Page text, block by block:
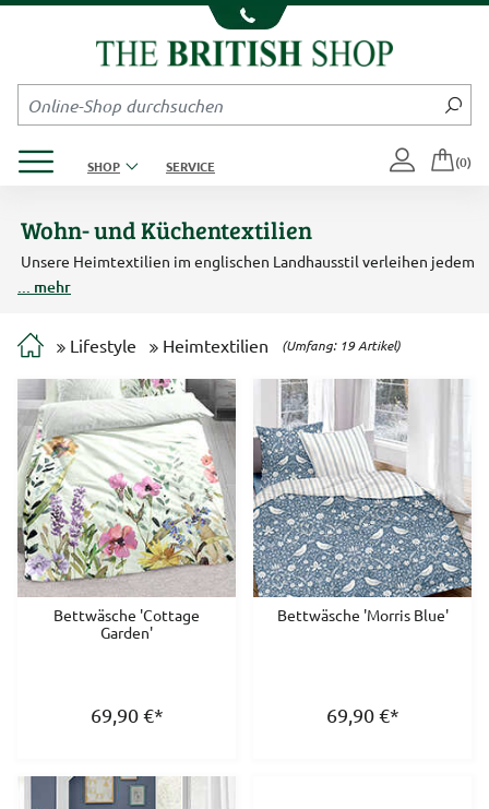
Kompletten Head der Seite überspringen
SHOP SERVICE (0)
Wohn- und Küchentextilien
Unsere Heimtextilien im englischen Landhausstil verleihen jedem
Raum britisches Flair. Kuscheln Sie sich in warme Plaids, genießen
den Anblick der neuen Bettwäsche oder entdecken wieder die
England. Und wer gerne im Garten und in der Küche seinem Hobby
nachgeht, wird unsere Baumwollschürzen im englischen Design
... mehr
Lifestyle Heimtextilien (Umfang: 19 Artikel)
Bettwäsche 'Cottage
Garden'
69,90€*
Bettwäsche 'Morris Blue'
69,90€*